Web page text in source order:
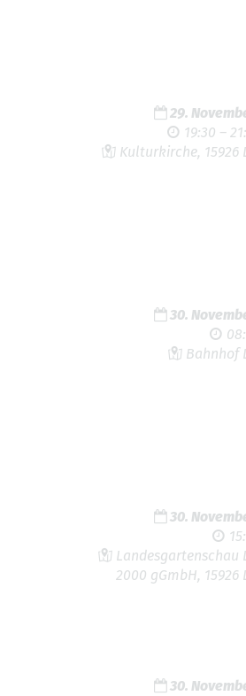
29.
19:30 –
Kulturkirche, 15926
30.
Bahnhof
30.
Landesgartenschau
2000 gGmbH, 15926
30.